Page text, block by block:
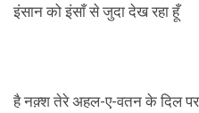
इंसान को इंसाँ से जुदा देख रहा हूँ
है नक़्श तेरे अहल-ए-वतन के दिल पर